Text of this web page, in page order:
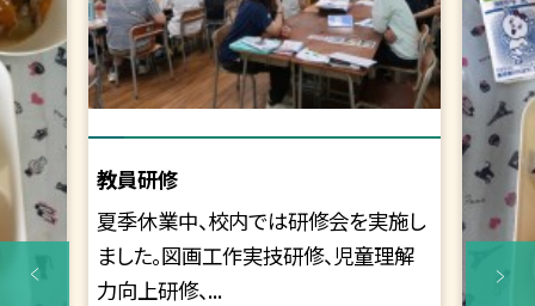
教員研修
夏季休業中、校内では研修会を実施し
ました。図画工作実技研修、児童理解
力向上研修、...